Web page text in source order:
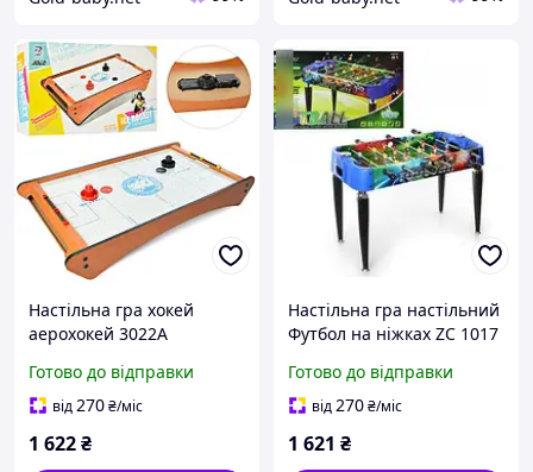
Настільна гра хокей
аерохокей 3022A
Готово до відправки
від270₴/міс
1 622₴
Настільна гра настільний
Футбол на ніжках ZC 1017
Готово до відправки
від270₴/міс
1 621 ₴